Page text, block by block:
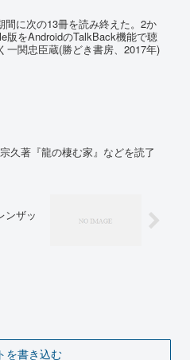
間に次の13冊を読み終えた。2か
版をAndroidのTalkBack機能で聴
一関忠臣蔵(勝どき書房、2017年)
久著『龍の棲む家』などを読了
ンザッ
を書き込む